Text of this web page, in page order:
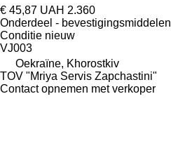
€ 45,87 UAH 2.360
Onderdeel - bevestigingsmiddelen
Conditie nieuw
VJ003
Oekraïne, Khorostkiv
TOV "Mriya Servis Zapchastini"
Contact opnemen met verkoper